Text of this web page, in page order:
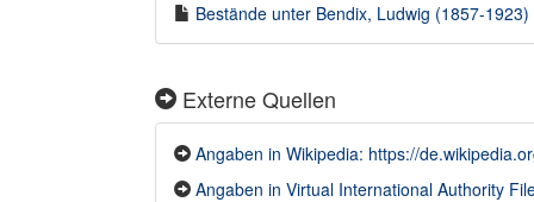
Bestände unter Bendix, Ludwig (1857-
Externe Quellen
Angaben in Wikipedia: https://
Angaben in Virtual International Authority